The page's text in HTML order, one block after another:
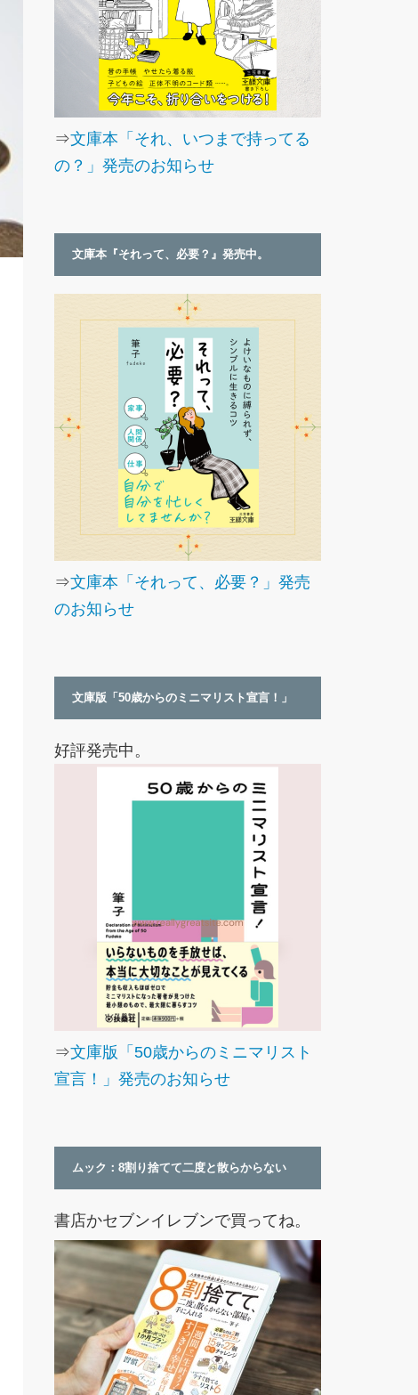
⇒文庫本「それ、いつまで持ってる
の？」発売のお知らせ
文庫本『それって、必要？』発売中。
⇒文庫本「それって、必要？」発売
のお知らせ
文庫版「50歳からのミニマリスト宣言！」
好評発売中。
⇒文庫版「50歳からのミニマリスト
宣言！」発売のお知らせ
ムック：8割り捨てて二度と散らからない
書店かセブンイレブンで買ってね。